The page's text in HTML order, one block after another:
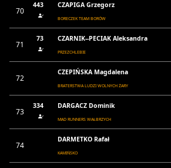
70
443 CZAPIGA Grzegorz
BORECZEK TEAM BORÓW
71
73 CZARNIK--PECIAK Aleksandra
PRZEZCHLEBIE
72
CZEPIŃSKA Magdalena
BRATERSTWA LUDZI WOLNYCH ŻARY
73
334 DARGACZ Dominik
MAD RUNNERS WAŁBRZYCH
74
DARMETKO Rafał
KAMIŃSKO